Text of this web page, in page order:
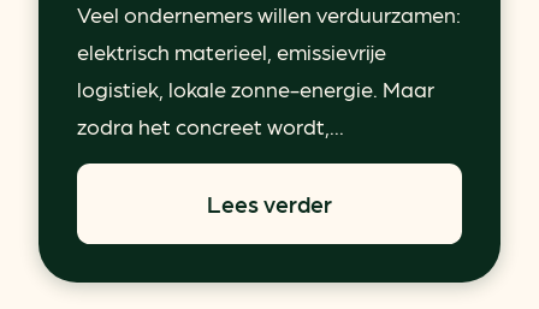
Veel ondernemers willen verduurzamen:
elektrisch materieel, emissievrije
logistiek, lokale zonne-energie. Maar
zodra het concreet wordt,...
Lees verder